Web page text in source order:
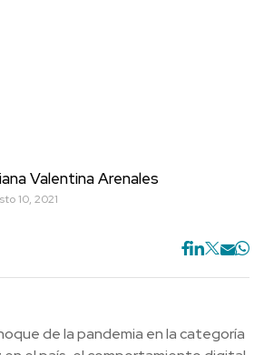
Valentina Arenales
10, 2021
de la pandemia en la categoría